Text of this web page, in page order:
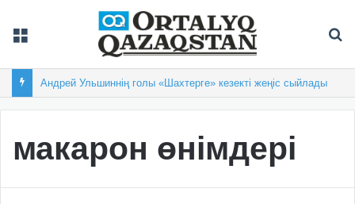
Андрей Ульшиннің голы «Шахтерге» кезекті жеңіс сыйлады
макарон өнімдері